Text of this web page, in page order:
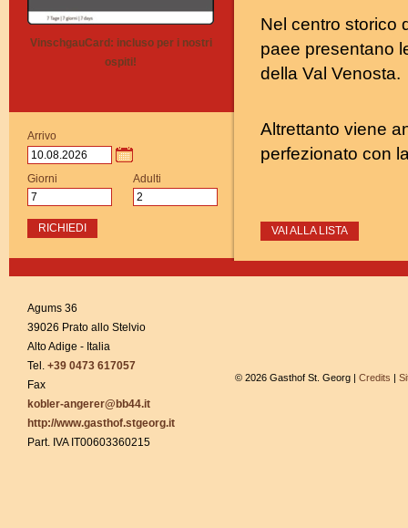
Nel centro storico
paee presentano
della Val Venosta.
Altrettanto viene
perfezionato con
VAI ALLA LISTA
VinschgauCard: incluso per i nostri
ospiti!
Arrivo
Giorni Adulti
RICHIEDI
Agums 36
39026 Prato allo Stelvio
Alto Adige - Italia
Tel. +39 0473 617057
Fax
kobler-angerer@bb44.it
http://www.gasthof.stgeorg.it
Part. IVA IT00603360215
© 2026 Gasthof St. Georg | Credits |